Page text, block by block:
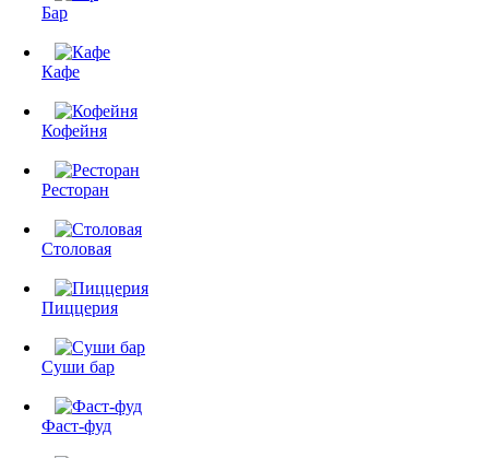
Бар
Кафе
Кофейня
Ресторан
Столовая
Пиццерия
Суши бар
Фаст-фуд